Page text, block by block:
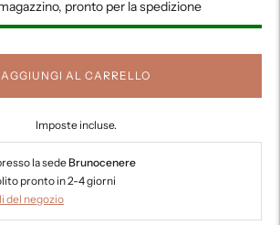
pronto per la spedizione
AGGIUNGI AL CARRELLO
Imposte incluse.
la sedeBrunocenere
pronto in 2-4 giorni
del negozio